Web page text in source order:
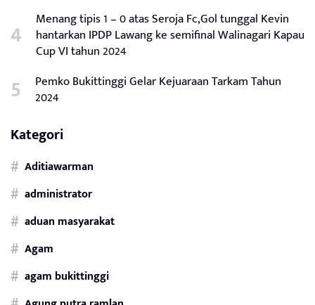
Menang tipis 1 – 0 atas Seroja Fc,Gol tunggal Kevin
hantarkan IPDP Lawang ke semifinal Walinagari Kapau
Cup VI tahun 2024
Pemko Bukittinggi Gelar Kejuaraan Tarkam Tahun
2024
Kategori
Aditiawarman
administrator
aduan masyarakat
Agam
agam bukittinggi